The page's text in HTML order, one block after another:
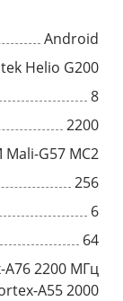
Android
Helio G200
8
2200
Mali-G57 MC2
256
6
64
A76 2200 МГц
A55 2000